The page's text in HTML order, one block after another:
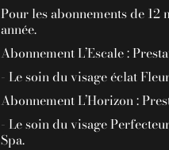
Pour les abonnements de
année.
Abonnement L’Escale :
- Le soin du visage éclat
Abonnement L’Horizon :
- Le soin du visage
Spa.